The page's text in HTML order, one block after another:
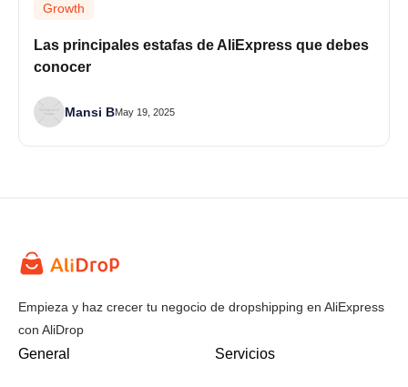
Growth
Las principales estafas de AliExpress que debes
conocer
Mansi BMay 19, 2025
Empieza y haz crecer tu negocio de dropshipping en AliExpress
con AliDrop
General Servicios